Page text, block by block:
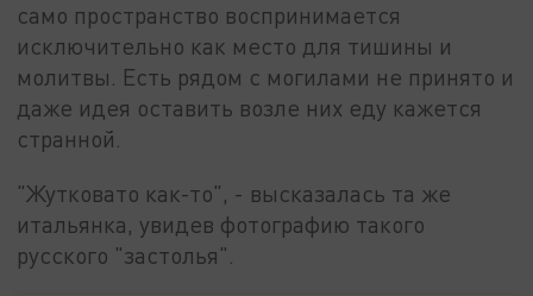
само пространство воспринимается
исключительно как место для тишины и
молитвы. Есть рядом с могилами не принято и
даже идея оставить возле них еду кажется
странной.
"Жутковато как-то", - высказалась та же
итальянка, увидев фотографию такого
русского "застолья".